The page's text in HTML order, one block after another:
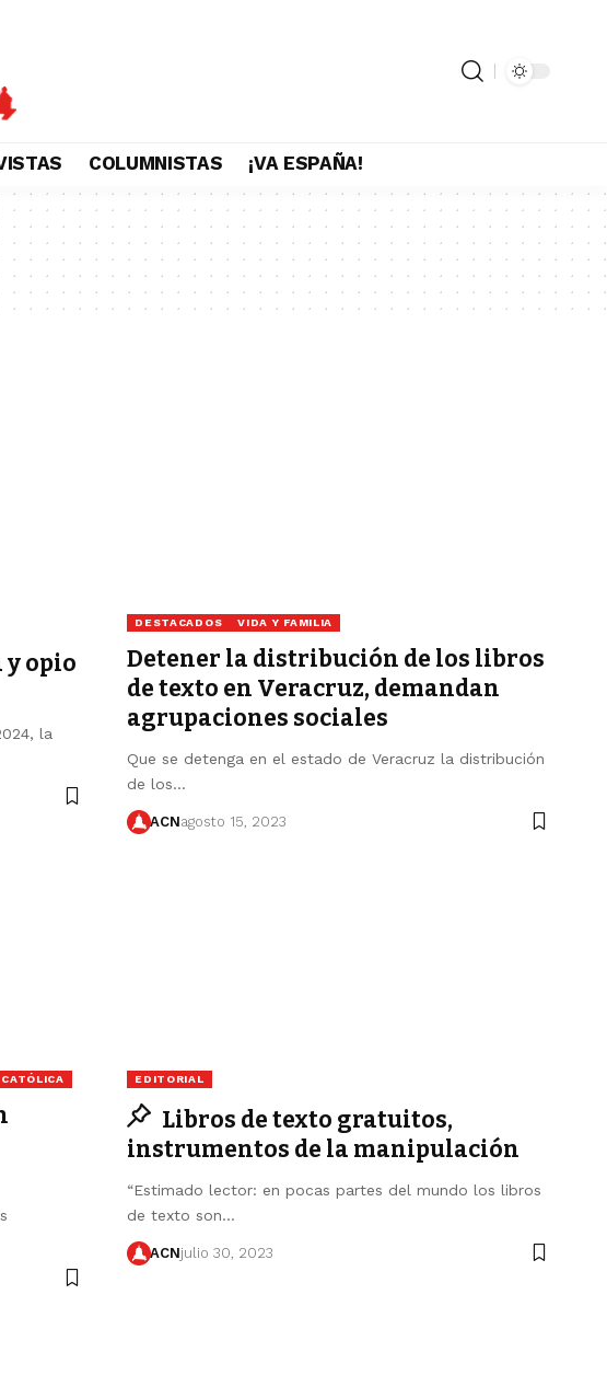
COLUMNISTAS ¡VA ESPAÑA!
opio
la
DESTACADOS VIDA Y FAMILIA
Detener la distribución de los libros
de texto en Veracruz, demandan
agrupaciones sociales
Que se detenga en el estado de Veracruz la distribución
de los…
ACNagosto 15, 2023
EDITORIAL
Libros de texto gratuitos,
instrumentos de la manipulación
“Estimado lector: en pocas partes del mundo los libros
de texto son…
ACNjulio 30, 2023